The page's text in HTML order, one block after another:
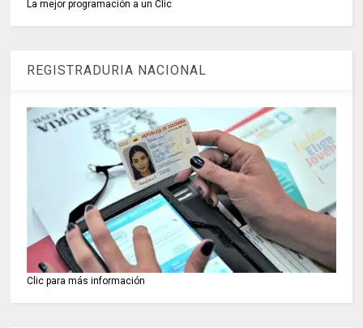
La mejor programación a un Clic
REGISTRADURIA NACIONAL
Clic para más información